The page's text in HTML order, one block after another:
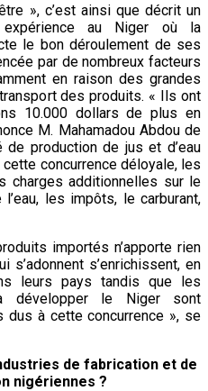
», c’est ainsi que décrit un
au Niger où la
le bon déroulement de ses
par de nombreux facteurs
en raison des grandes
des produits. « Ils ont
10.000 dollars de plus en
M. Mahamadou Abdou de
production de jus et d’eau
concurrence déloyale, les
charges additionnelles sur le
les impôts, le carburant,
importés n’apporte rien
s’adonnent s’enrichissent, en
leurs pays tandis que les
développer le Niger sont
à cette concurrence », se
de fabrication et de
nigériennes ?